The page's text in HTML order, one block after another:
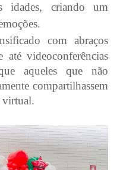
idades, criando um
com abraços
até videoconferências
aqueles que não
compartilhassem
virtual.